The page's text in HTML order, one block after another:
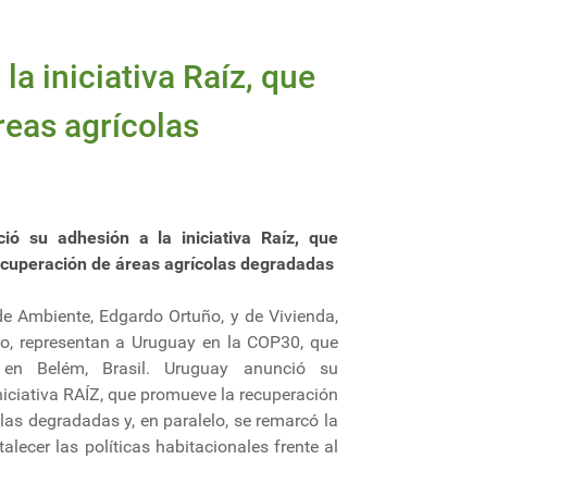
iniciativa Raíz, que
agrícolas
su adhesión a la iniciativa Raíz, que
de áreas agrícolas degradadas
Ambiente, Edgardo Ortuño, y de Vivienda,
representan a Uruguay en la COP30, que
Belém, Brasil. Uruguay anunció su
RAÍZ, que promueve la recuperación
degradadas y, en paralelo, se remarcó la
las políticas habitacionales frente al